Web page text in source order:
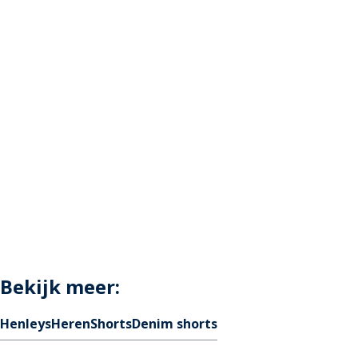
Bekijk meer:
HenleysHerenShortsDenim shorts